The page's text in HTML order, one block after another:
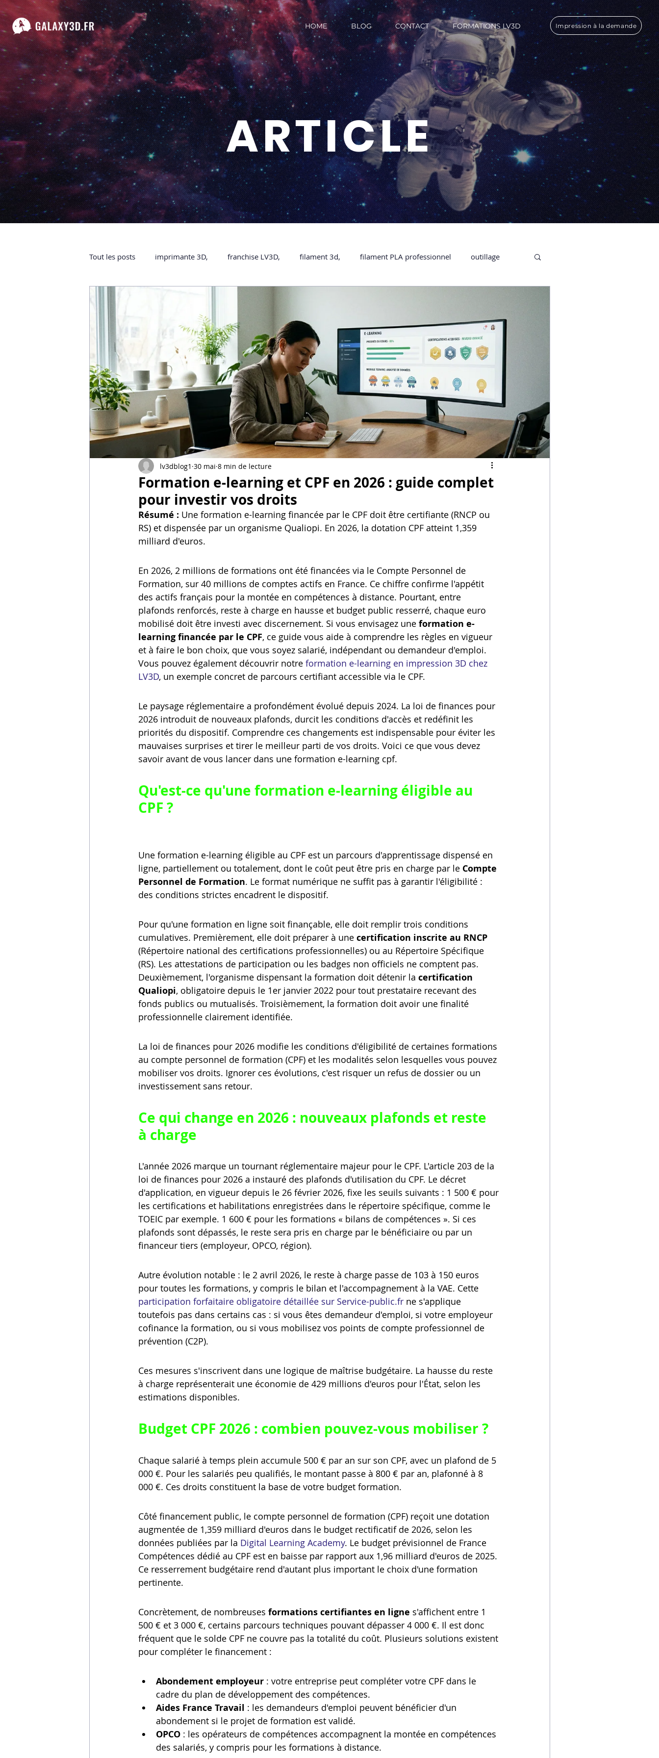
HOME BLOG CONTACT FORMATIONS LV3D Impression à la demande
ARTICLE
Tout les posts imprimante 3D, franchise LV3D, filament 3d, filament PLA professionnel outillage
ARTILLERY 3D Formation impression 3D SCANNER 3D
certifiée QUALIOPI Refaire une piece en 3D Formation 3D en ligne. Formation 3D CPF CREALITY,
Creality Hi combo Artillery M1 Pro Filament PLA Service administratif en ligne Secrétaire en Ligne
Vidéos sur l'impression 3D, Artillery M1 pro Creality HI combo Filament PETG
Formation impresssion 3D formation CPF
Formation e-learning et CPF en 2026 : guide complet
pour investir vos droits
lv3dblog1 30 mai 8 min de lecture
Résumé : Une formation e-learning financée par le CPF doit être certifiante (RNCP ou
RS) et dispensée par un organisme Qualiopi. En 2026, la dotation CPF atteint 1,359
milliard d'euros.
En 2026, 2 millions de formations ont été financées via le Compte Personnel de
Formation, sur 40 millions de comptes actifs en France. Ce chiffre confirme l'appétit
des actifs français pour la montée en compétences à distance. Pourtant, entre
plafonds renforcés, reste à charge en hausse et budget public resserré, chaque euro
mobilisé doit être investi avec discernement. Si vous envisagez une formation e-
learning financée par le CPF, ce guide vous aide à comprendre les règles en vigueur
et à faire le bon choix, que vous soyez salarié, indépendant ou demandeur d'emploi.
Vous pouvez également découvrir notre formation e-learning en impression 3D chez
LV3D, un exemple concret de parcours certifiant accessible via le CPF.
Le paysage réglementaire a profondément évolué depuis 2024. La loi de finances pour
2026 introduit de nouveaux plafonds, durcit les conditions d'accès et redéfinit les
priorités du dispositif. Comprendre ces changements est indispensable pour éviter les
mauvaises surprises et tirer le meilleur parti de vos droits. Voici ce que vous devez
savoir avant de vous lancer dans une formation e-learning cpf.
Qu'est-ce qu'une formation e-learning éligible au
CPF ?
Une formation e-learning éligible au CPF est un parcours d'apprentissage dispensé en
ligne, partiellement ou totalement, dont le coût peut être pris en charge par le Compte
Personnel de Formation. Le format numérique ne suffit pas à garantir l'éligibilité :
des conditions strictes encadrent le dispositif.
Pour qu'une formation en ligne soit finançable, elle doit remplir trois conditions
cumulatives. Premièrement, elle doit préparer à une certification inscrite au RNCP
(Répertoire national des certifications professionnelles) ou au Répertoire Spécifique
(RS). Les attestations de participation ou les badges non officiels ne comptent pas.
Deuxièmement, l'organisme dispensant la formation doit détenir la certification
Qualiopi, obligatoire depuis le 1er janvier 2022 pour tout prestataire recevant des
fonds publics ou mutualisés. Troisièmement, la formation doit avoir une finalité
professionnelle clairement identifiée.
La loi de finances pour 2026 modifie les conditions d'éligibilité de certaines formations
au compte personnel de formation (CPF) et les modalités selon lesquelles vous pouvez
mobiliser vos droits. Ignorer ces évolutions, c'est risquer un refus de dossier ou un
investissement sans retour.
Ce qui change en 2026 : nouveaux plafonds et reste
à charge
L'année 2026 marque un tournant réglementaire majeur pour le CPF. L'article 203 de la
loi de finances pour 2026 a instauré des plafonds d'utilisation du CPF. Le décret
d'application, en vigueur depuis le 26 février 2026, fixe les seuils suivants : 1 500 € pour
les certifications et habilitations enregistrées dans le répertoire spécifique, comme le
TOEIC par exemple. 1 600 € pour les formations « bilans de compétences ». Si ces
plafonds sont dépassés, le reste sera pris en charge par le bénéficiaire ou par un
financeur tiers (employeur, OPCO, région).
Autre évolution notable : le 2 avril 2026, le reste à charge passe de 103 à 150 euros
pour toutes les formations, y compris le bilan et l'accompagnement à la VAE. Cette
participation forfaitaire obligatoire détaillée sur Service-public.fr ne s'applique
toutefois pas dans certains cas : si vous êtes demandeur d'emploi, si votre employeur
cofinance la formation, ou si vous mobilisez vos points de compte professionnel de
prévention (C2P).
Ces mesures s'inscrivent dans une logique de maîtrise budgétaire. La hausse du reste
à charge représenterait une économie de 429 millions d'euros pour l'État, selon les
estimations disponibles.
Budget CPF 2026 : combien pouvez-vous mobiliser ?
Chaque salarié à temps plein accumule 500 € par an sur son CPF, avec un plafond de 5
000 €. Pour les salariés peu qualifiés, le montant passe à 800 € par an, plafonné à 8
000 €. Ces droits constituent la base de votre budget formation.
Côté financement public, le compte personnel de formation (CPF) reçoit une dotation
augmentée de 1,359 milliard d'euros dans le budget rectificatif de 2026, selon les
données publiées par la Digital Learning Academy. Le budget prévisionnel de France
Compétences dédié au CPF est en baisse par rapport aux 1,96 milliard d'euros de 2025.
Ce resserrement budgétaire rend d'autant plus important le choix d'une formation
pertinente.
Concrètement, de nombreuses formations certifiantes en ligne s'affichent entre 1
500 € et 3 000 €, certains parcours techniques pouvant dépasser 4 000 €. Il est donc
fréquent que le solde CPF ne couvre pas la totalité du coût. Plusieurs solutions existent
pour compléter le financement :
Abondement employeur : votre entreprise peut compléter votre CPF dans le
cadre du plan de développement des compétences.
Aides France Travail : les demandeurs d'emploi peuvent bénéficier d'un
abondement si le projet de formation est validé.
OPCO : les opérateurs de compétences accompagnent la montée en compétences
des salariés, y compris pour les formations à distance.